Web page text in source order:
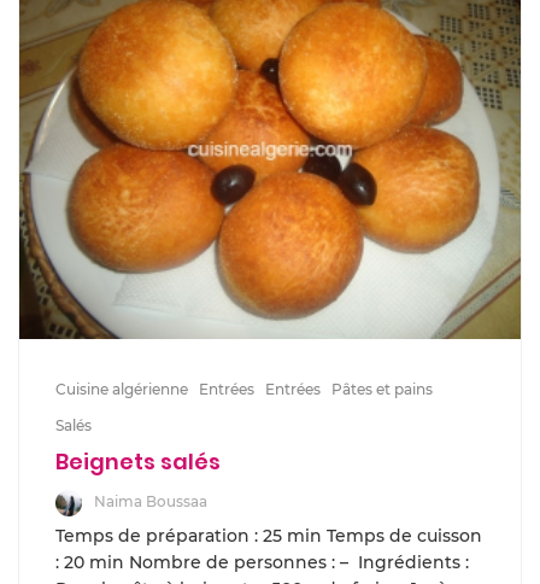
Cuisine algérienne Entrées Entrées
Pâtes et pains
Salés
Beignets salés
Naima Boussaa
Temps de préparation : 25 min Temps de cuisson
: 20 min Nombre de personnes : – Ingrédients :